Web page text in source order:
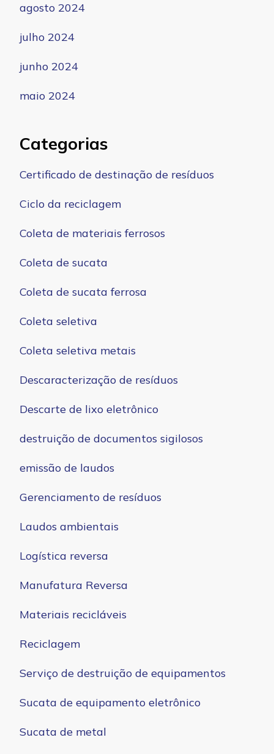
agosto 2024
julho 2024
junho 2024
maio 2024
Categorias
Certificado de destinação de resíduos
Ciclo da reciclagem
Coleta de materiais ferrosos
Coleta de sucata
Coleta de sucata ferrosa
Coleta seletiva
Coleta seletiva metais
Descaracterização de resíduos
Descarte de lixo eletrônico
destruição de documentos sigilosos
emissão de laudos
Gerenciamento de resíduos
Laudos ambientais
Logística reversa
Manufatura Reversa
Materiais recicláveis
Reciclagem
Serviço de destruição de equipamentos
Sucata de equipamento eletrônico
Sucata de metal